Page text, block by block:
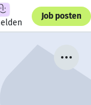
Job posten